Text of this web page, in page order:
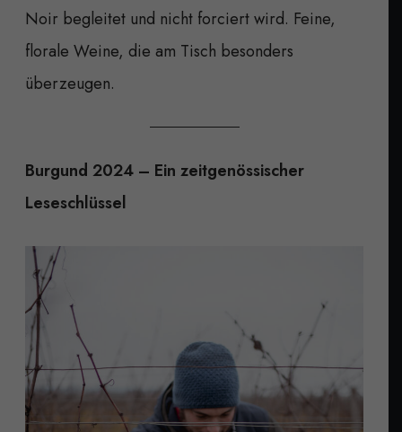
Noir begleitet und nicht forciert wird. Feine,
florale Weine, die am Tisch besonders
überzeugen.
Burgund 2024 – Ein zeitgenössischer
Leseschlüssel